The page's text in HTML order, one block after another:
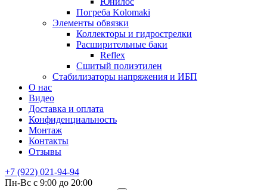
Погреба Kolomaki
Элементы обвязки
Коллекторы и гидрострелки
Расширительные баки
Reflex
Сшитый полиэтилен
Стабилизаторы напряжения и ИБП
О нас
Видео
Доставка и оплата
Конфиденциальность
Монтаж
Контакты
Отзывы
+7 (922) 021-94-94
Пн-Вс с 9:00 до 20:00